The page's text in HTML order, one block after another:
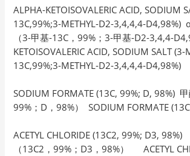
ALPHA-KETOISOVALERIC ACID, SODIUM
13C,99%;3-METHYL-D2-3,4,4,4-D4,98%)
（3-甲基-13C，99%；3-甲基-D2-3,4,4-
KETOISOVALERIC ACID, SODIUM SALT (3-
13C,99%;3-METHYL-D2-3,4,4,4-D4,98%)
SODIUM FORMATE (13C, 99%; D, 98%) 甲
99%；D，98%） SODIUM FORMATE
ACETYL CHLORIDE (13C2, 99%; D3,
（13C2，99%；D3，98%） ACETYL